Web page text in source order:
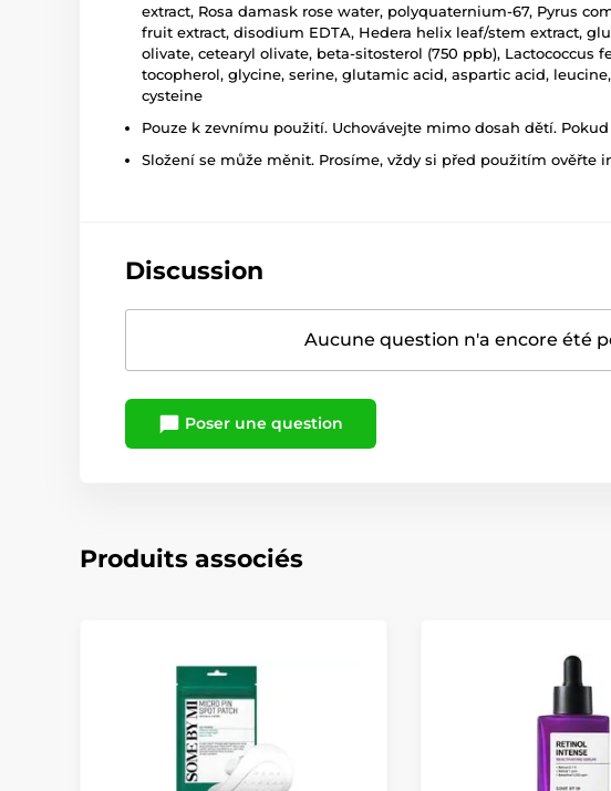
extract, Rosa damask rose water, polyquaternium-67, Pyrus
fruit extract, disodium EDTA, Hedera helix leaf/stem extract,
olivate, cetearyl olivate, beta-sitosterol (750 ppb),
tocopherol, glycine, serine, glutamic acid, aspartic acid,
cysteine
Pouze k zevnímu použití. Uchovávejte mimo dosah dětí.
Složení se může měnit. Prosíme, vždy si před použitím ověřte
Discussion
Aucune question n'a encore été
Poser une question
Produits associés